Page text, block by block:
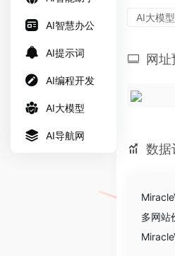
AI智慧办公
AI提示词
AI编程开发
AI大模型
AI导航网
AI大模型
网址
数据
多网站